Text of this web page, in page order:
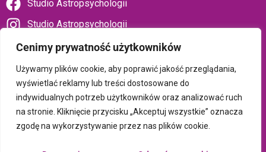
Cenimy prywatność użytkowników
Używamy plików cookie, aby poprawić jakość przeglądania,
wyświetlać reklamy lub treści dostosowane do
indywidualnych potrzeb użytkowników oraz analizować ruch
na stronie. Kliknięcie przycisku „Akceptuj wszystkie” oznacza
zgodę na wykorzystywanie przez nas plików cookie.
Studio Astropsychologii
Studio Astropsychologii
Sklep Talizman
Polityka prywatności i plików cookie